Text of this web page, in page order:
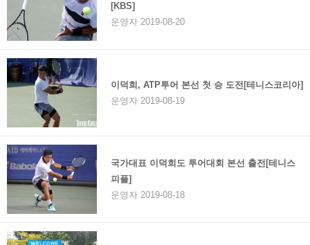
[KBS]
운영자 2019-08-20
이덕희, ATP투어 본선 첫 승 도전[테니스코리아]
운영자 2019-08-19
국가대표 이덕희도 투어대회 본선 출전[테니스
피플]
운영자 2019-08-18